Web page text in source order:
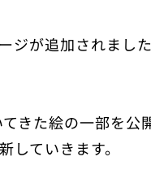
ジが追加されまし
きた絵の一部を公
していきます。